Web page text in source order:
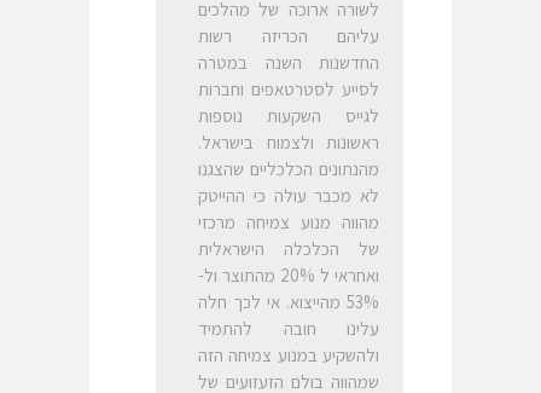
לשורה ארוכה של מהלכים
עליהם הכריזה רשות
החדשנות השנה במטרה
לסייע לסטרטאפים וחברות
לגייס השקעות נוספות
ראשונות ולצמוח בישראל.
מהנתונים הכלכליים שהצגנו
לא מכבר עולה כי ההייטק
מהווה מנוע צמיחה מרכזי
של הכלכלה הישראלית
ואחראי ל 20% מהתוצר ול-
53% מהייצוא. אי לכך חלה
עלינו חובה להתמיד
ולהשקיע במנוע צמיחה הזה
שמהווה בולם הזעזועים של